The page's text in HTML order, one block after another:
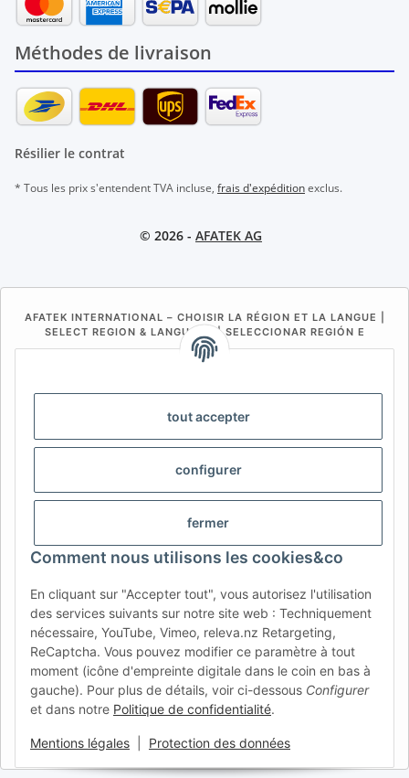
tout accepter
configurer
fermer
Comment nous utilisons les cookies&co
En cliquant sur "Accepter tout", vous autorisez l'utilisation
des services suivants sur notre site web : Techniquement
nécessaire, YouTube, Vimeo, releva.nz Retargeting,
ReCaptcha. Vous pouvez modifier ce paramètre à tout
moment (icône d'empreinte digitale dans le coin en bas à
gauche). Pour plus de détails, voir ci-dessous Configurer
et dans notre Politique de confidentialité.
Mentions légales Protection des données
Méthodes de livraison
Résilier le contrat
* Tous les prix s'entendent TVA incluse, frais d'expéditionexclus.
© 2026 - AFATEK AG
AFATEK INTERNATIONAL – CHOISIR LA RÉGION ET LA LANGUE |
SELECT REGION & LANGUAGE | SELECCIONAR REGIÓN E
IDIOMA
BE (NL) BE (FR)
FR IT ES DK PL
USA
RO HR
AFATEK France| Votre spécialiste en pièces détachées pour
remorques
Conseil technique :moc.ketafa@ofni| TVA (DE) :
DE354251646
Offre pour les professionnels : achats intracommunautaires HT
(VIES) disponibles.